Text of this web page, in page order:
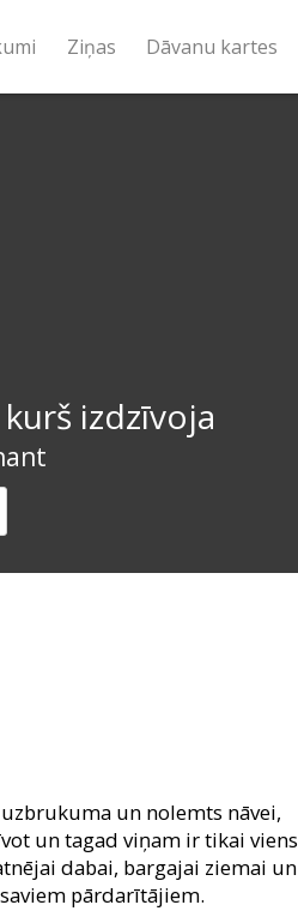
Ziņas Dāvanu kartes
kurš izdzīvoja
un nolemts nāvei,
un tagad viņam ir tikai viens
dabai, bargajai ziemai un
pārdarītājiem.